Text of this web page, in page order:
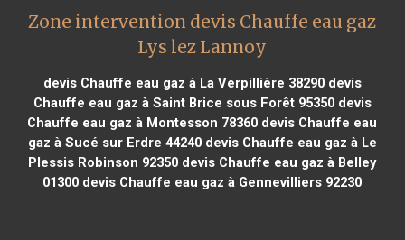
Zone intervention devis Chauffe eau gaz
Lys lez Lannoy
devis Chauffe eau gaz à La Verpillière 38290devis
Chauffe eau gaz à Saint Brice sous Forêt 95350devis
Chauffe eau gaz à Montesson 78360 devis Chauffe eau
gaz à Sucé sur Erdre 44240devis Chauffe eau gaz à Le
Plessis Robinson 92350 devis Chauffe eau gaz à Belley
01300 devis Chauffe eau gaz à Gennevilliers 92230